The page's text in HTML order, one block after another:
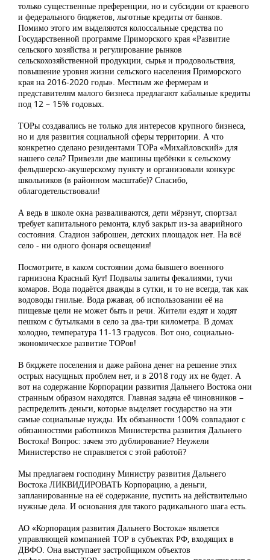
только существенные преференции, но и субсидии от краевого
и федерального бюджетов, льготные кредиты от банков.
Помимо этого им выделяются колоссальные средства по
Государственной программе Приморского края «Развитие
сельского хозяйства и регулирование рынков
сельскохозяйственной продукции, сырья и продовольствия,
повышение уровня жизни сельского населения Приморского
края на 2016-2020 годы». Местным же фермерам и
представителям малого бизнеса предлагают кабальные кредиты
под 12 – 15% годовых.
ТОРы создавались не только для интересов крупного бизнеса,
но и для развития социальной сферы территории. А что
конкретно сделано резидентами ТОРа «Михайловский» для
нашего села? Привезли две машины щебёнки к сельскому
фельдшерско-акушерскому пункту и организовали конкурс
школьников (в районном масштабе)? Спасибо,
облагодетельствовали!
А ведь в школе окна разваливаются, дети мёрзнут, спортзал
требует капитального ремонта, клуб закрыт из-за аварийного
состояния. Стадион заброшен, детских площадок нет. На всё
село - ни одного фонаря освещения!
Посмотрите, в каком состоянии дома бывшего военного
гарнизона Красный Кут! Подвалы залиты фекалиями, тучи
комаров. Вода подаётся дважды в сутки, и то не всегда, так как
водоводы гнилые. Вода ржавая, об использовании её на
пищевые цели не может быть и речи. Жители ездят и ходят
пешком с бутылками в село за два-три километра. В домах
холодно, температура 11-13 градусов. Вот оно, социально-
экономическое развитие ТОРов!
В бюджете поселения и даже района денег на решение этих
острых насущных проблем нет, и в 2018 году их не будет. А
вот на содержание Корпорации развития Дальнего Востока они
странным образом находятся. Главная задача её чиновников –
распределить деньги, которые выделяет государство на эти
самые социальные нужды. Их обязанности 100% совпадают с
обязанностями работников Министерства развития Дальнего
Востока! Вопрос: зачем это дублирование? Неужели
Министерство не справляется с этой работой?
Мы предлагаем господину Министру развития Дальнего
Востока ЛИКВИДИРОВАТЬ Корпорацию, а деньги,
запланированные на её содержание, пустить на действительно
нужные дела. И основания для такого радикального шага есть.
АО «Корпорация развития Дальнего Востока» является
управляющей компанией ТОР в субъектах РФ, входящих в
ДВФО. Она выступает застройщиком объектов